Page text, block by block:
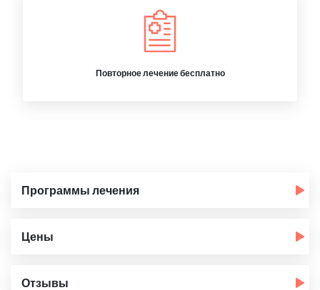
Повторное лечение бесплатно
Программы лечения
Цены
Отзывы